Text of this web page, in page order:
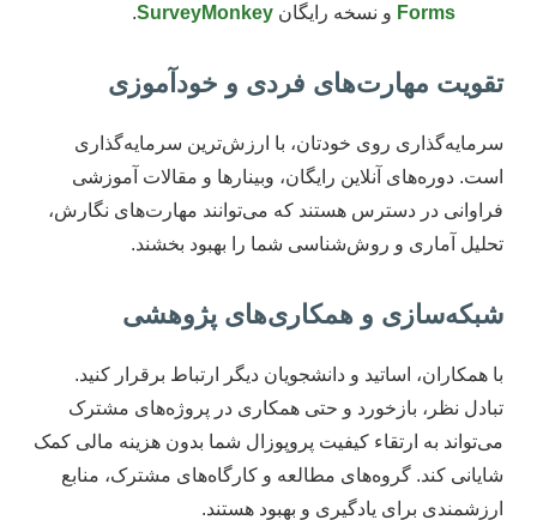
Forms و نسخه رایگان SurveyMonkey
.
تقویت مهارت‌های فردی و خودآموزی
سرمایه‌گذاری روی خودتان، با ارزش‌ترین سرمایه‌گذاری
است. دوره‌های آنلاین رایگان، وبینارها و مقالات آموزشی
فراوانی در دسترس هستند که می‌توانند مهارت‌های نگارش،
تحلیل آماری و روش‌شناسی شما را بهبود بخشند.
شبکه‌سازی و همکاری‌های پژوهشی
با همکاران، اساتید و دانشجویان دیگر ارتباط برقرار کنید.
تبادل نظر، بازخورد و حتی همکاری در پروژه‌های مشترک
می‌تواند به ارتقاء کیفیت پروپوزال شما بدون هزینه مالی کمک
شایانی کند. گروه‌های مطالعه و کارگاه‌های مشترک، منابع
ارزشمندی برای یادگیری و بهبود هستند.